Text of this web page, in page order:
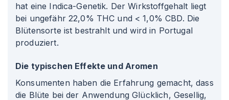
hat eine Indica-Genetik. Der Wirkstoffgehalt liegt
bei ungefähr 22,0% THC und < 1,0% CBD. Die
Blütensorte ist bestrahlt und wird in Portugal
produziert.
Die typischen Effekte und Aromen
Konsumenten haben die Erfahrung gemacht, dass
die Blüte bei der Anwendung Glücklich, Gesellig,